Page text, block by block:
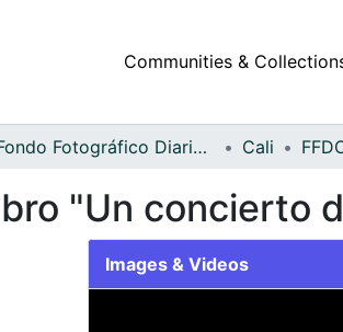
Communities &
Fondo Fotográfico Diario Occidente Cali
"Un concierto
Images & Videos